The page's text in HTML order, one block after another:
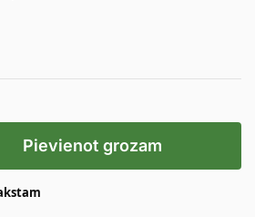
Pievienot grozam